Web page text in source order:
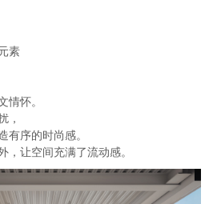
素
情怀。
，
有序的时尚感。
，让空间充满了流动感。